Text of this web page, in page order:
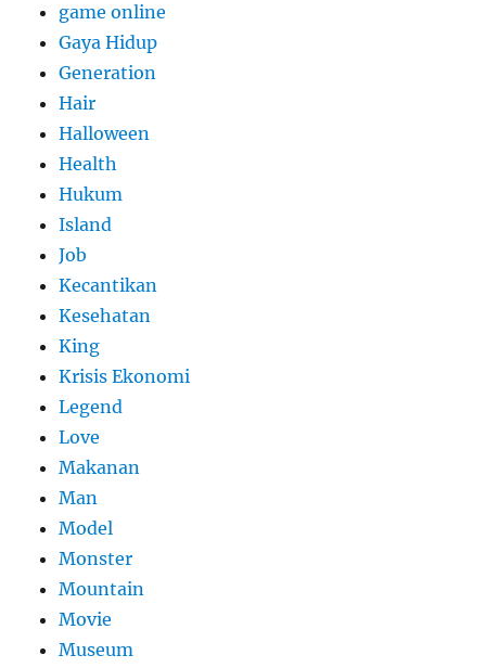
game online
Gaya Hidup
Generation
Hair
Halloween
Health
Hukum
Island
Job
Kecantikan
Kesehatan
King
Krisis Ekonomi
Legend
Love
Makanan
Man
Model
Monster
Mountain
Movie
Museum